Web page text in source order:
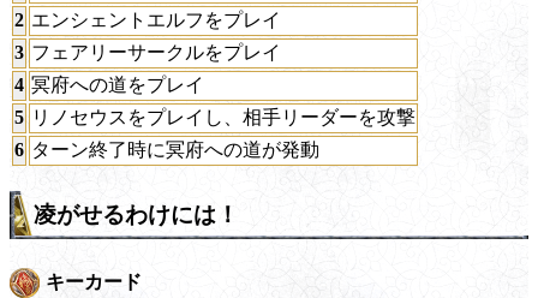
2 エンシェントエルフをプレイ
3 フェアリーサークルをプレイ
4 冥府への道をプレイ
5 リノセウスをプレイし、相手リーダーを攻撃
6 ターン終了時に冥府への道が発動
凌がせるわけには！
キーカード